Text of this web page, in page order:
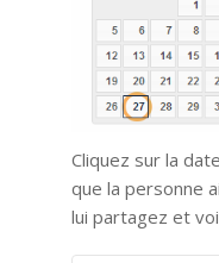
Cliquez sur la
que la personne
lui partagez et